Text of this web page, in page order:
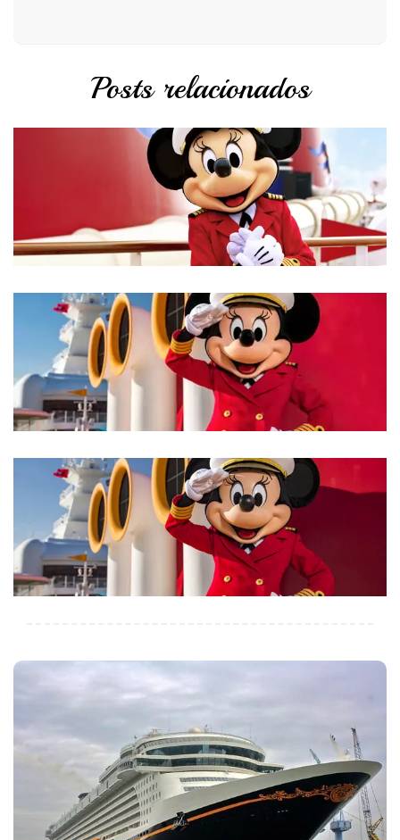
Posts relacionados